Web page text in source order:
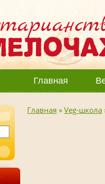
Главная
Главная » Veg-школа